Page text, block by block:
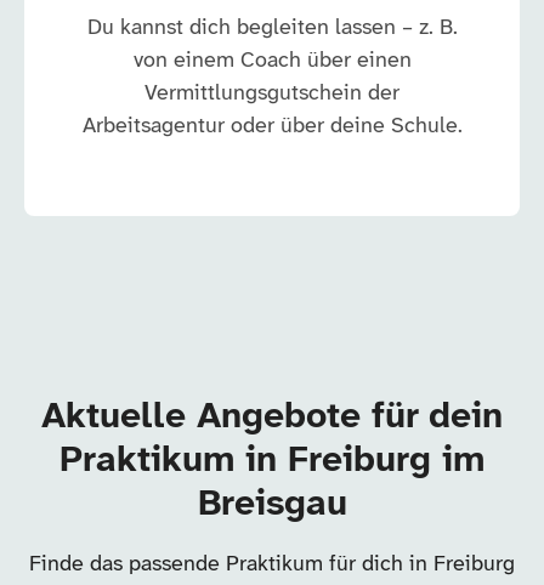
Du kannst dich begleiten lassen – z. B.
von einem Coach über einen
Vermittlungsgutschein der
Arbeitsagentur oder über deine Schule.
Aktuelle Angebote für dein
Praktikum in Freiburg im
Breisgau
Finde das passende Praktikum für dich in Freiburg